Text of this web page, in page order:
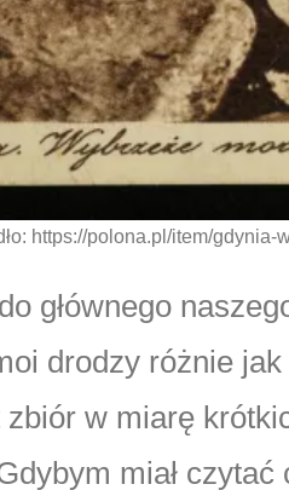
https://polona.pl/item/
głównego
drodzy różnie
w miarę
miał